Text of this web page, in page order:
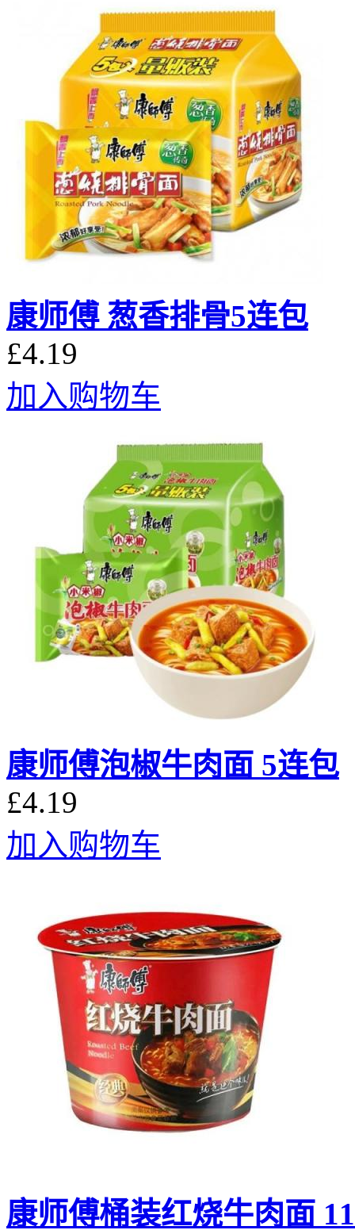
康师傅 葱香排骨5连包
£4.19
加入购物车
康师傅泡椒牛肉面 5连包
£4.19
加入购物车
康师傅桶装红烧牛肉面